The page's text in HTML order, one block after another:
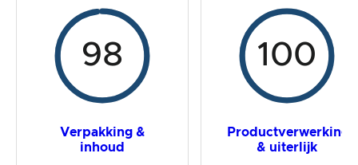
98
Verpakking &
inhoud
100
Productverwerking
& uiterlijk